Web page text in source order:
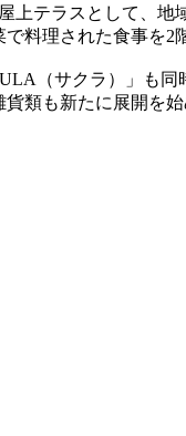
上テラスとして、地
料理された食事を2
（サクラ）」も
類も新たに展開を